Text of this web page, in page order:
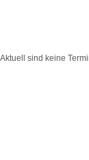
Aktuell sind keine